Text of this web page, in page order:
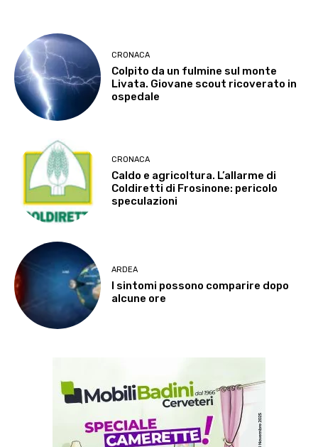
CRONACA
Colpito da un fulmine sul monte
Livata. Giovane scout ricoverato in
ospedale
CRONACA
Caldo e agricoltura. L’allarme di
Coldiretti di Frosinone: pericolo
speculazioni
ARDEA
I sintomi possono comparire dopo
alcune ore